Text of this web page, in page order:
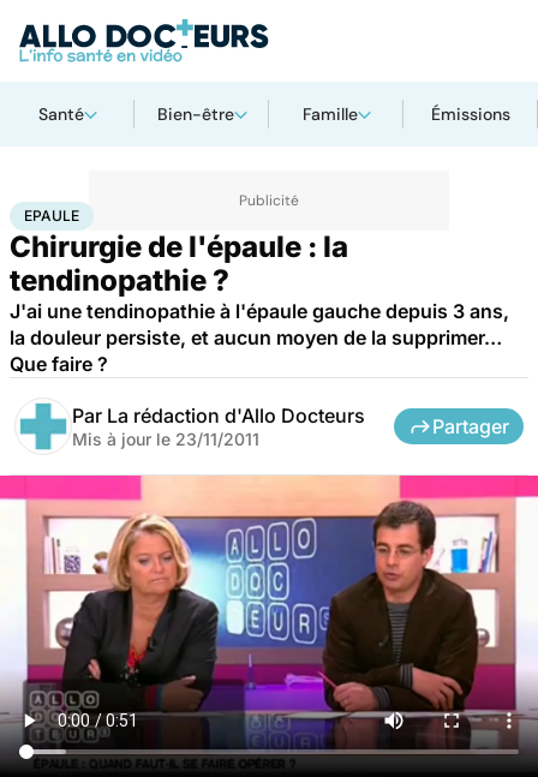
Santé Bien-être Famille Émissions
Accueil Santé
EPAULE
Chirurgie de l'épaule : la
tendinopathie ?
J'ai une tendinopathie à l'épaule gauche depuis 3 ans,
la douleur persiste, et aucun moyen de la supprimer…
Que faire ?
Par La rédaction d'Allo Docteurs
Mis à jour le 23/11/2011
Partager